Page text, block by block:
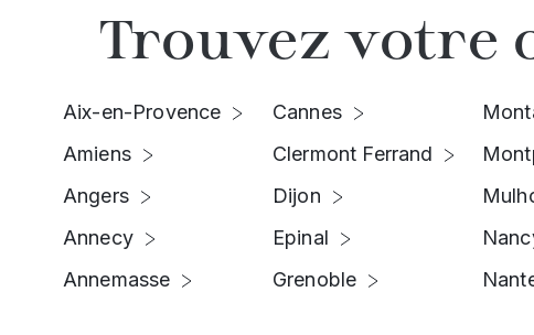
Trouvez votre
Aix-en-Provence
Amiens
Angers
Annecy
Annemasse
Cannes
Clermont Ferrand
Dijon
Epinal
Grenoble